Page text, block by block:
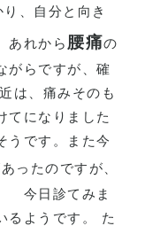
り、自分と向き
あれから 腰痛の
がらですが、確
は、痛みそのも
てになりました
うです。また今
ったのですが、
今日診てみま
るようです。 た